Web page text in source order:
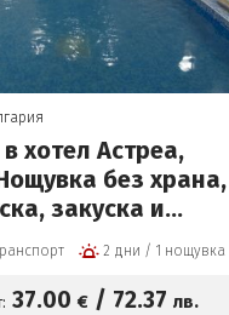
хотел Астреа,
без храна,
закуска и
All Inclusive +
басейн, 2 сауни,
и външен басейн
2 дни / 1 нощувка
37.00 € / 72.37 лв.